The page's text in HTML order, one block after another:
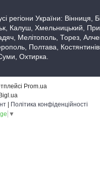
регіони України:
Калуш, Хмельницький,
Мелітополь, Торез,
Полтава,
Охтирка.
Prom.ua
Політика конфіденційності
▼